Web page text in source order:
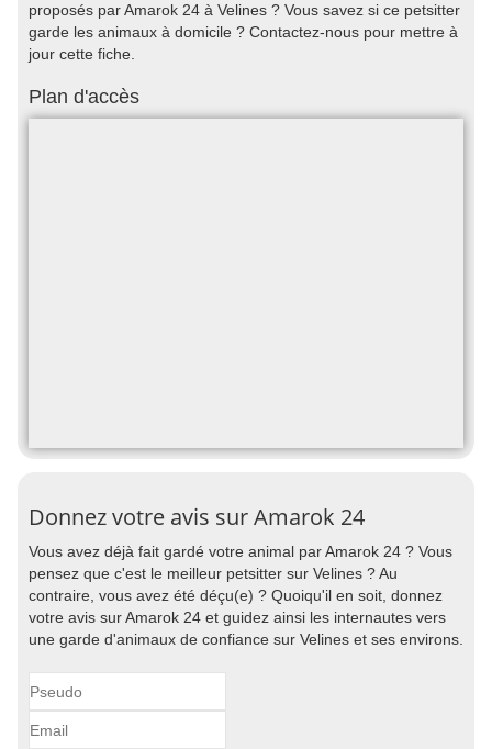
proposés par Amarok 24 à Velines ? Vous savez si ce petsitter
garde les animaux à domicile ? Contactez-nous pour mettre à
jour cette fiche.
Plan d'accès
Donnez votre avis sur Amarok 24
Vous avez déjà fait gardé votre animal par Amarok 24 ? Vous
pensez que c'est le meilleur petsitter sur Velines ? Au
contraire, vous avez été déçu(e) ? Quoiqu'il en soit, donnez
votre avis sur Amarok 24 et guidez ainsi les internautes vers
une garde d'animaux de confiance sur Velines et ses environs.